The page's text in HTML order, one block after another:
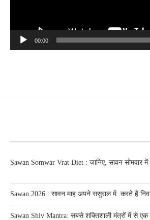
00:00
Sawan Somwar Vrat Diet : जानिए, सावन सोमवार में
Sawan 2026 : सावन माह अपने ससुराल में करते हैं
Sawan Shiv Mantra: सबसे शक्तिशाली मंत्रों में से